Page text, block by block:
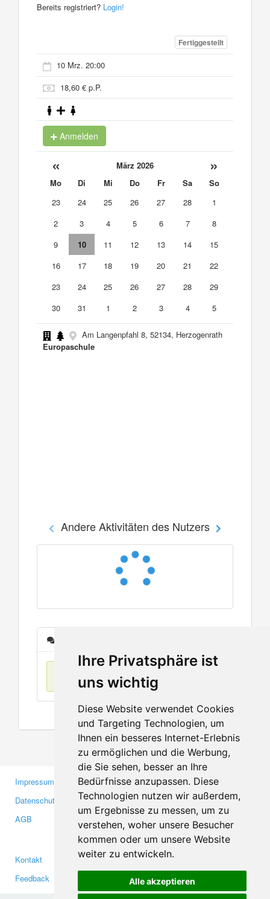
Ihre Privatsphäre ist
uns wichtig
Diese Website verwendet Cookies
und Targeting Technologien, um
Ihnen ein besseres Internet-Erlebnis
zu ermöglichen und die Werbung,
die Sie sehen, besser an Ihre
Bedürfnisse anzupassen. Diese
Technologien nutzen wir außerdem,
um Ergebnisse zu messen, um zu
verstehen, woher unsere Besucher
kommen oder um unsere Website
weiter zu entwickeln.
Alle akzeptieren
Bereits registriert? Login!
Fertiggestellt
10 Mrz. 20:00
18,60 € p.P.
Anmelden
« März 2026 »
Mo Di Mi Do Fr Sa
So
23
24 25 26 27 28
1
2
3 4 5 6 7
8
9
10 11 12 13 14
15
16
17 18 19 20 21
22
23
24 25 26 27 28
29
30
31 1 2 3 4 5
Am Langenpfahl 8, 52134, Herzogenrath
Europaschule
Andere Aktivitäten des Nutzers
Keine Einträge
Impressum
Datenschutzerklärung
AGB
Gewerbetreibende
Investoren
Medien
Kontakt
Feedback
Facebook
Twitter
YouTube